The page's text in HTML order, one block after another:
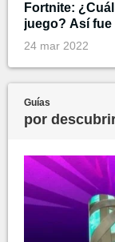
Fortnite:
juego? Así fue
24 mar 2022
Guías
por